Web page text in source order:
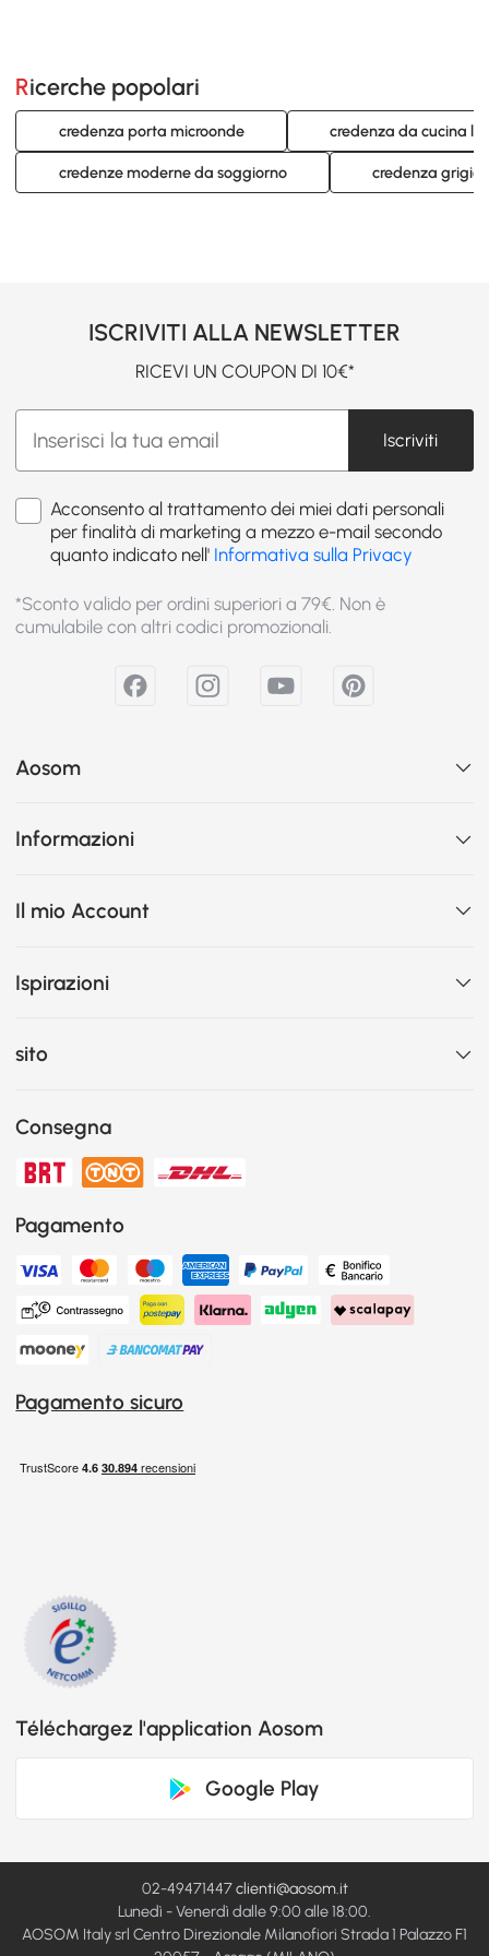
Ricerche popolari
credenza porta microonde credenza da cucina
credenze moderne da soggiorno credenza grigia
ISCRIVITI ALLA NEWSLETTER
RICEVI UN COUPON DI 10€*
Iscriviti
Acconsento al trattamento dei miei dati personali
per finalità di marketing a mezzo e-mail secondo
quanto indicato nell' Informativa sulla Privacy
*Sconto valido per ordini superiori a 79€. Non è
cumulabile con altri codici promozionali.
Aosom
Informazioni
Il mio Account
Ispirazioni
sito
Consegna
Pagamento
Pagamento sicuro
Téléchargez l'application Aosom
Google Play
02-49471447clienti@aosom.it
Lunedì - Venerdì dalle 9:00 alle 18:00.
AOSOM Italy srl Centro Direzionale Milanofiori Strada 1 Palazzo F1